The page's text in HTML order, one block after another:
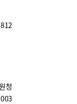
청